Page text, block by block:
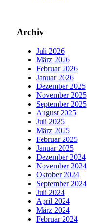
Archiv
Juli 2026
März 2026
Februar 2026
Januar 2026
Dezember 2025
November 2025
September 2025
August 2025
Juli 2025
März 2025
Februar 2025
Januar 2025
Dezember 2024
November 2024
Oktober 2024
September 2024
Juli 2024
April 2024
März 2024
Februar 2024